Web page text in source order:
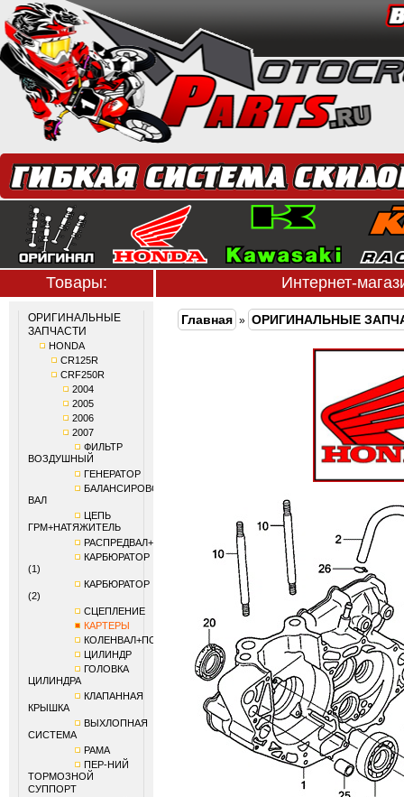
Товары: Интернет-
ОРИГИНАЛЬНЫЕ
ЗАПЧАСТИ
HONDA
CR125R
CRF250R
2004
2005
2006
2007
ФИЛЬТР
ВОЗДУШНЫЙ
ГЕНЕРАТОР
БАЛАНСИРОВОЧНЫЙ
ВАЛ
ЦЕПЬ
ГРМ+НАТЯЖИТЕЛЬ
РАСПРЕДВАЛ+КЛАПАНЫ
КАРБЮРАТОР
(1)
КАРБЮРАТОР
(2)
СЦЕПЛЕНИЕ
КАРТЕРЫ
КОЛЕНВАЛ+ПОРШЕНЬ
ЦИЛИНДР
ГОЛОВКА
ЦИЛИНДРА
КЛАПАННАЯ
КРЫШКА
ВЫХЛОПНАЯ
СИСТЕМА
РАМА
ПЕР-НИЙ
ТОРМОЗНОЙ
СУППОРТ
Главная » ОРИГИНАЛЬНЫЕ